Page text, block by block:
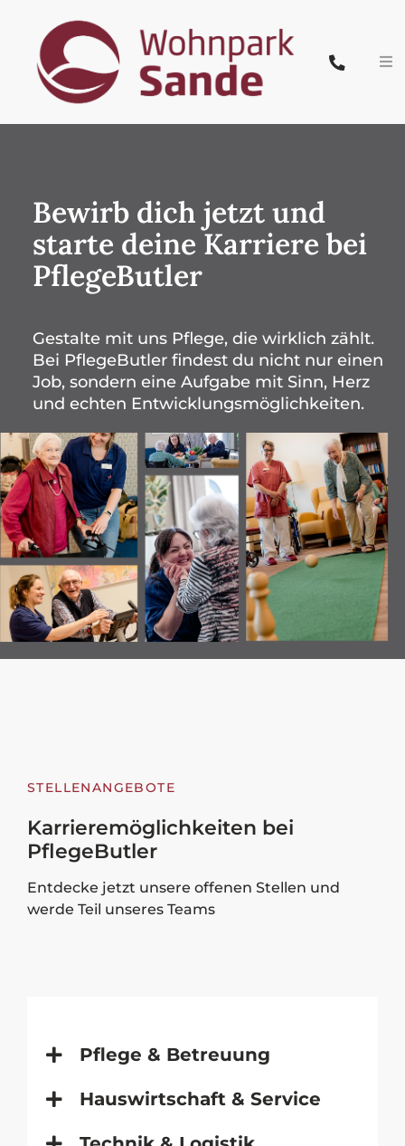
springen
Pflege & Wohnen
Leistungen
News
PflegeButler.de
Bewirb dich jetzt und
starte deine Karriere bei
PflegeButler
Gestalte mit uns Pflege, die wirklich zählt.
Bei PflegeButler findest du nicht nur einen
Job, sondern eine Aufgabe mit Sinn, Herz
und echten Entwicklungsmöglichkeiten.
STELLENANGEBOTE
Karrieremöglichkeiten bei
PflegeButler
Entdecke jetzt unsere offenen Stellen und
werde Teil unseres Teams
Pflege & Betreuung
Hauswirtschaft & Service